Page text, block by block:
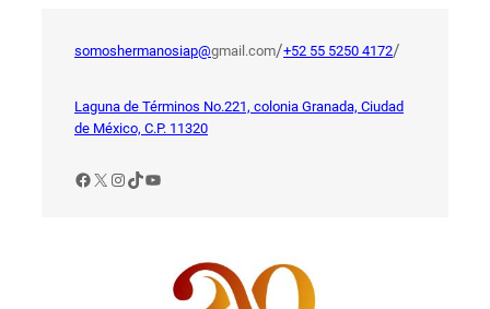
somoshermanosiap@gmail.com/+52 55 5250 4172/
Laguna de Términos No.221, colonia Granada, Ciudad
de México, C.P. 11320
Facebook
X Instagram
TikTok
YouTube